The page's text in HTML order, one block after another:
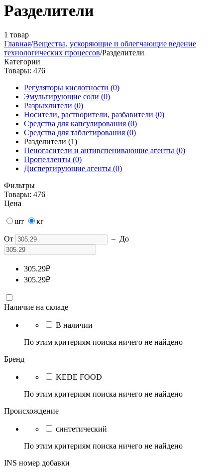
Разделители
1 товар
Главная/Вещества, ускоряющие и облегчающие ведение
технологических процессов/Разделители
Категории
Товары: 476
Регуляторы кислотности (0)
Эмульгирующие соли (0)
Разрыхлители (0)
Носители, растворители, разбавители (0)
Средства для капсулирования (0)
Средства для таблетирования (0)
Разделители (1)
Пеногасители и антивспенивающие агенты (0)
Пропелленты (0)
Диспергирующие агенты (0)
Фильтры
Товары: 476
Цена
шт кг
От – До
305.29₽
305.29₽
Наличие на складе
В наличии
По этим критериям поиска ничего не найдено
Бренд
KEDE FOOD
По этим критериям поиска ничего не найдено
Происхождение
синтетический
По этим критериям поиска ничего не найдено
INS номер добавки